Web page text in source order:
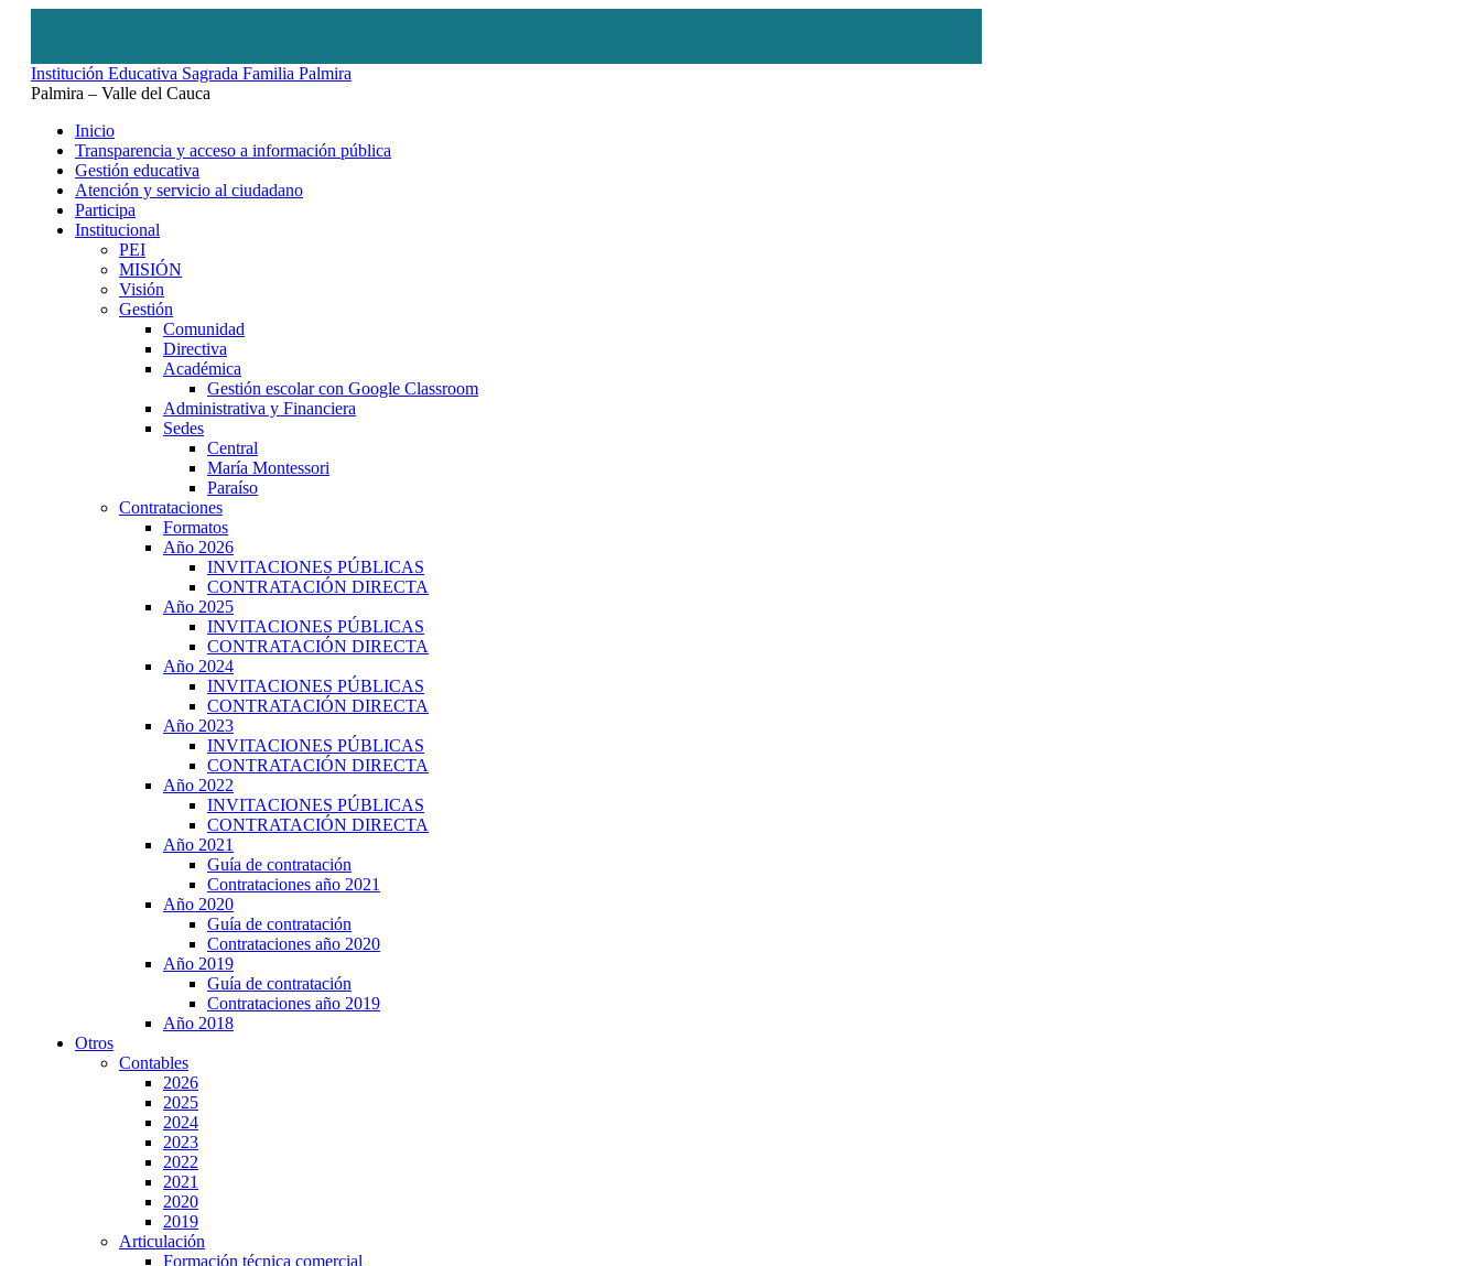
Institución Educativa Sagrada Familia Palmira
Palmira – Valle del Cauca
Inicio
Transparencia y acceso a información pública
Gestión educativa
Atención y servicio al ciudadano
Participa
Institucional
PEI
MISIÓN
Visión
Gestión
Comunidad
Directiva
Académica
Gestión escolar con Google Classroom
Administrativa y Financiera
Sedes
Central
María Montessori
Paraíso
Contrataciones
Formatos
Año 2026
INVITACIONES PÚBLICAS
CONTRATACIÓN DIRECTA
Año 2025
INVITACIONES PÚBLICAS
CONTRATACIÓN DIRECTA
Año 2024
INVITACIONES PÚBLICAS
CONTRATACIÓN DIRECTA
Año 2023
INVITACIONES PÚBLICAS
CONTRATACIÓN DIRECTA
Año 2022
INVITACIONES PÚBLICAS
CONTRATACIÓN DIRECTA
Año 2021
Guía de contratación
Contrataciones año 2021
Año 2020
Guía de contratación
Contrataciones año 2020
Año 2019
Guía de contratación
Contrataciones año 2019
Año 2018
Otros
Contables
2026
2025
2024
2023
2022
2021
2020
2019
Articulación
Formación técnica comercial